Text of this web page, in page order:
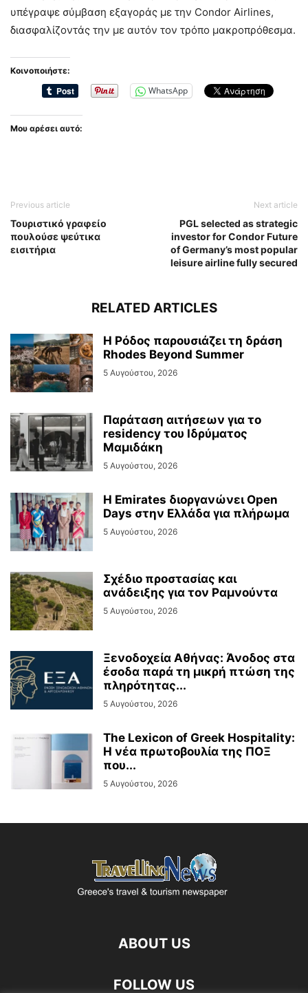
υπέγραψε σύμβαση εξαγοράς με την Condor Airlines,
διασφαλίζοντάς την με αυτόν τον τρόπο μακροπρόθεσμα.
Κοινοποιήστε:
WhatsApp
Μου αρέσει αυτό:
Previous article
Τουριστικό γραφείο
πουλούσε ψεύτικα
εισιτήρια
Next article
PGL selected as strategic
investor for Condor Future
of Germany’s most popular
leisure airline fully secured
RELATED ARTICLES
Η Ρόδος παρουσιάζει τη δράση
Rhodes Beyond Summer
5 Αυγούστου, 2026
Παράταση αιτήσεων για το
residency του Ιδρύματος
Μαμιδάκη
5 Αυγούστου, 2026
Η Emirates διοργανώνει Open
Days στην Ελλάδα για πλήρωμα
5 Αυγούστου, 2026
Σχέδιο προστασίας και
ανάδειξης για τον Ραμνούντα
5 Αυγούστου, 2026
Ξενοδοχεία Αθήνας: Άνοδος στα
έσοδα παρά τη μικρή πτώση της
πληρότητας...
5 Αυγούστου, 2026
The Lexicon of Greek Hospitality:
Η νέα πρωτοβουλία της ΠΟΞ
που...
5 Αυγούστου, 2026
ABOUT US
FOLLOW US